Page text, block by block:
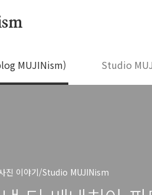
MUJINism) Studio
진 이야기/Studio MUJINism